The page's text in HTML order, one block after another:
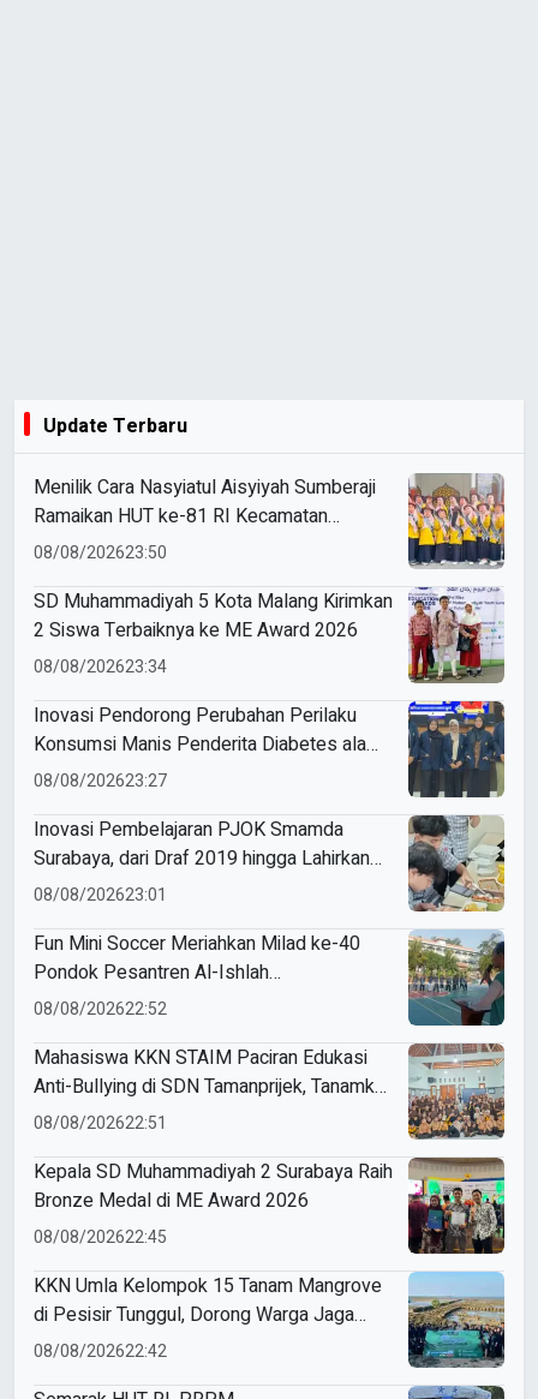
Update Terbaru
Menilik Cara Nasyiatul Aisyiyah Sumberaji
Ramaikan HUT ke-81 RI Kecamatan
Sukodadi
08/08/202623:50
SD Muhammadiyah 5 Kota Malang Kirimkan
2 Siswa Terbaiknya ke ME Award 2026
08/08/202623:34
Inovasi Pendorong Perubahan Perilaku
Konsumsi Manis Penderita Diabetes ala
Mahasiswa Unesa
08/08/202623:27
Inovasi Pembelajaran PJOK Smamda
Surabaya, dari Draf 2019 hingga Lahirkan
Modul Gizi Digital
08/08/202623:01
Fun Mini Soccer Meriahkan Milad ke-40
Pondok Pesantren Al-Ishlah
Sendangagung
08/08/202622:52
Mahasiswa KKN STAIM Paciran Edukasi
Anti-Bullying di SDN Tamanprijek, Tanamkan
Empati Sejak Dini
08/08/202622:51
Kepala SD Muhammadiyah 2 Surabaya Raih
Bronze Medal di ME Award 2026
08/08/202622:45
KKN Umla Kelompok 15 Tanam Mangrove
di Pesisir Tunggul, Dorong Warga Jaga
Lingkungan
08/08/202622:42